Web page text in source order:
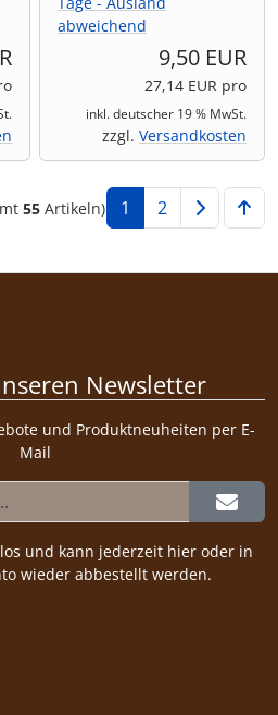
abweichend
9,50 EUR
27,14 EUR pro
inkl. deutscher 19 % MwSt.
zzgl. Versandkosten
55 Artikeln) 1 2
Newsletter
und Produktneuheiten per E-
Mail
und kann jederzeit hier oder in
wieder abbestellt werden.